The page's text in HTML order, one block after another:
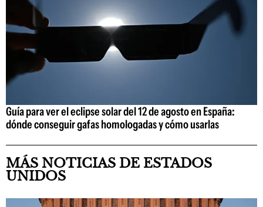
Guía para ver el eclipse solar del 12 de agosto en España:
dónde conseguir gafas homologadas y cómo usarlas
MÁS NOTICIAS DE ESTADOS
UNIDOS